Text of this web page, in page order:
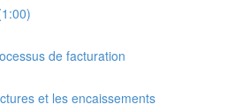
de facturation
et les encaissements